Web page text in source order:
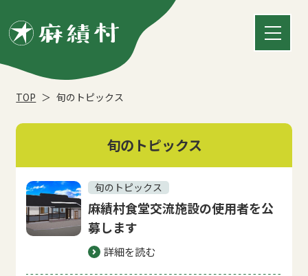
TOP 旬のトピックス
旬のトピックス
旬のトピックス
麻績村食堂交流施設の使用者を公
募します
詳細を読む